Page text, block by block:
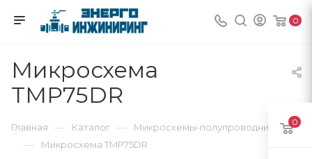
0
Микросхема
TMP75DR
Главная — Каталог — Микросхемы-полупроводники
— Микросхема TMP75DR
0